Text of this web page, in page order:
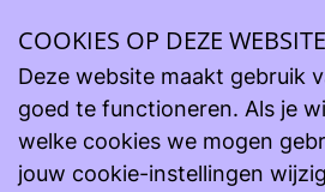
zaterdag 20 09
Het Onderspit, in de
Metaal
COOKIES OP DEZE WEBSITE
Deze website maakt gebruik
goed te functioneren. Als je
welke cookies we mogen
jouw cookie-instellingen